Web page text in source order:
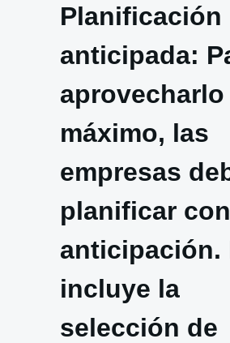
Planificación
anticipada:
aprovecharlo
máximo, las
empresas
planificar con
anticipación.
incluye la
selección de